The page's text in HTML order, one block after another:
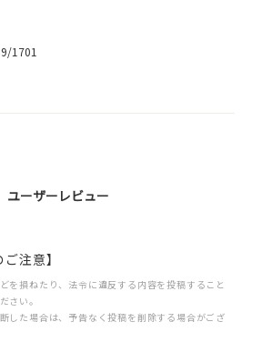
1701
ユーザーレビュー
注意】
を損ねたり、法令に違反する内容を投稿すること
さい。
した場合は、予告なく投稿を削除する場合がござ